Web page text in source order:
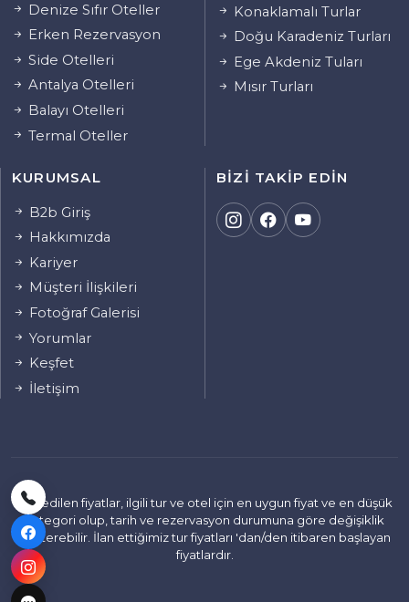
Denize Sıfır Oteller
Erken Rezervasyon
Side Otelleri
Antalya Otelleri
Balayı Otelleri
Termal Oteller
Konaklamalı Turlar
Doğu Karadeniz Turları
Ege Akdeniz Tuları
Mısır Turları
KURUMSAL
B2b Giriş
Hakkımızda
Kariyer
Müşteri İlişkileri
Fotoğraf Galerisi
Yorumlar
Keşfet
İletişim
BIZI TAKIP EDIN
İlan edilen fiyatlar, ilgili tur ve otel için en uygun fiyat ve en düşük
kategori olup, tarih ve rezervasyon durumuna göre değişiklik
gösterebilir. İlan ettiğimiz tur fiyatları 'dan/den itibaren başlayan
fiyatlardır.